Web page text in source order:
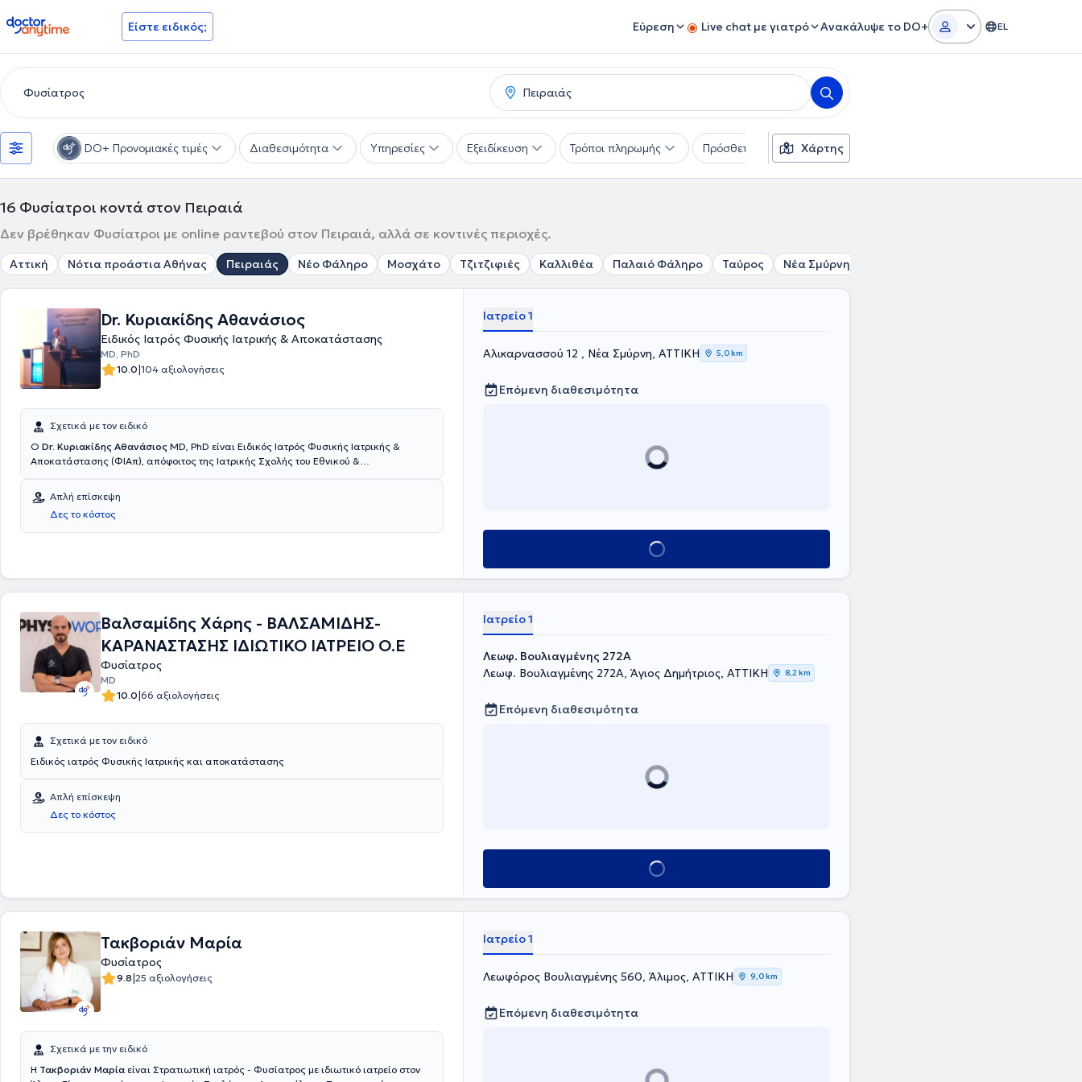
doctoranytime Είστε ειδικός; Εύρεση Live chat με γιατρό Ανακάλυψε το DO+ EL
DO+ Προνομιακές τιμές Διαθεσιμότητα Υπηρεσίες Εξειδίκευση Τρόποι πληρωμής Πρόσθετα φίλτρα Γλώσσες
Χάρτης
16 Φυσίατροι κοντά στον Πειραιά
Δεν βρέθηκαν Φυσίατροι με online ραντεβού στον Πειραιά, αλλά σε κοντινές περιοχές.
Αττική Νότια προάστια Αθήνας Πειραιάς Νέο Φάληρο Μοσχάτο Τζιτζιφιές Καλλιθέα Παλαιό Φάληρο Ταύρος Νέα Σμύρνη
Dr. Κυριακίδης Αθανάσιος
Ειδικός Ιατρός Φυσικής Ιατρικής & Αποκατάστασης
MD, PhD
10.0|104 αξιολογήσεις
Σχετικά με τον ειδικό
Ο Dr. Κυριακίδης Αθανάσιος MD, PhD είναι Ειδικός Ιατρός Φυσικής Ιατρικής &
Αποκατάστασης (ΦΙΑπ), απόφοιτος της Ιατρικής Σχολής του Εθνικού &
Σχολής του Πανεπιστημίου Πατρών, ο οποίος διατηρεί ιδιωτικό ιατρείο στη Νέα
Σμύρνη. Έχει εξειδικευτεί στη Μεγάλη Βρετανία σε κακώσεις σπονδυλικής στήλης και
νωτιαίου μυελού και στην αποκατάσταση αθλητικών κακώσεων. Στο ιατρείο του
αντιμετωπίζει πόνους μυοσκελετικής ή νευροπαθητικής αιτιολογίας με ολιστική
Απλή επίσκεψη
Δες το κόστος
Ιατρείο 1
Αλικαρνασσού 12 , Νέα Σμύρνη, ΑΤΤΙΚΗ 5,0 km
Επόμενη διαθεσιμότητα
Κλείσε ραντεβού
Βαλσαμίδης Χάρης - ΒΑΛΣΑΜΙΔΗΣ-
ΚΑΡΑΝΑΣΤΑΣΗΣ ΙΔΙΩΤΙΚΟ ΙΑΤΡΕΙΟ Ο.Ε
Φυσίατρος
MD
10.0|66 αξιολογήσεις
Σχετικά με τον ειδικό
Ειδικός ιατρός Φυσικής Ιατρικής και αποκατάστασης
Απλή επίσκεψη
Δες το κόστος
Ιατρείο 1
Λεωφ. Βουλιαγμένης 272A
Λεωφ. Βουλιαγμένης 272A, Άγιος Δημήτριος, ΑΤΤΙΚΗ
8,2 km
Επόμενη διαθεσιμότητα
Κλείσε ραντεβού
Τακβοριάν Μαρία
Φυσίατρος
9.8|25 αξιολογήσεις
Σχετικά με την ειδικό
Η Τακβοριάν Μαρία είναι Στρατιωτική ιατρός - Φυσίατρος με ιδιωτικό ιατρείο στον
Ιατρείο 1
Λεωφόρος Βουλιαγμένης 560, Άλιμος, ΑΤΤΙΚΗ 9,0 km
Επόμενη διαθεσιμότητα